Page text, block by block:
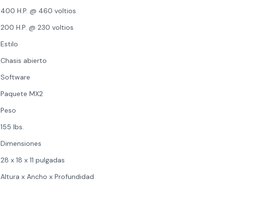
400 H.P. @ 460 voltios
200 H.P. @ 230 voltios
Estilo
Chasis abierto
Software
Paquete MX2
Peso
155 lbs.
Dimensiones
28 x 18 x 11 pulgadas
Altura x Ancho x Profundidad